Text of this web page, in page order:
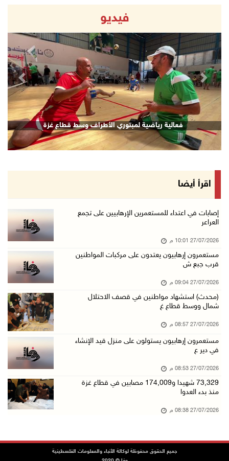
فيديو
فعالية رياضية لمبتوري الأطراف وسط قطاع غزة
Next
اقرأ أيضا
إصابات في اعتداء للمستعمرين الإرهابيين على تجمع
العراعر
27/07/2026 10:01 م
مستعمرون إرهابيون يعتدون على مركبات المواطنين
قرب جبع ش
27/07/2026 09:04 م
(محدث) استشهاد مواطنين في قصف الاحتلال
شمال ووسط قطاع غ
27/07/2026 08:57 م
مستعمرون إرهابيون يستولون على منزل قيد الإنشاء
في دير ع
27/07/2026 08:53 م
73,329 شهيدا و174,009 مصابين في قطاع غزة
منذ بدء العدوا
27/07/2026 08:38 م
جميع الحقوق محفوظة لوكالة الأنباء والمعلومات الفلسطينية